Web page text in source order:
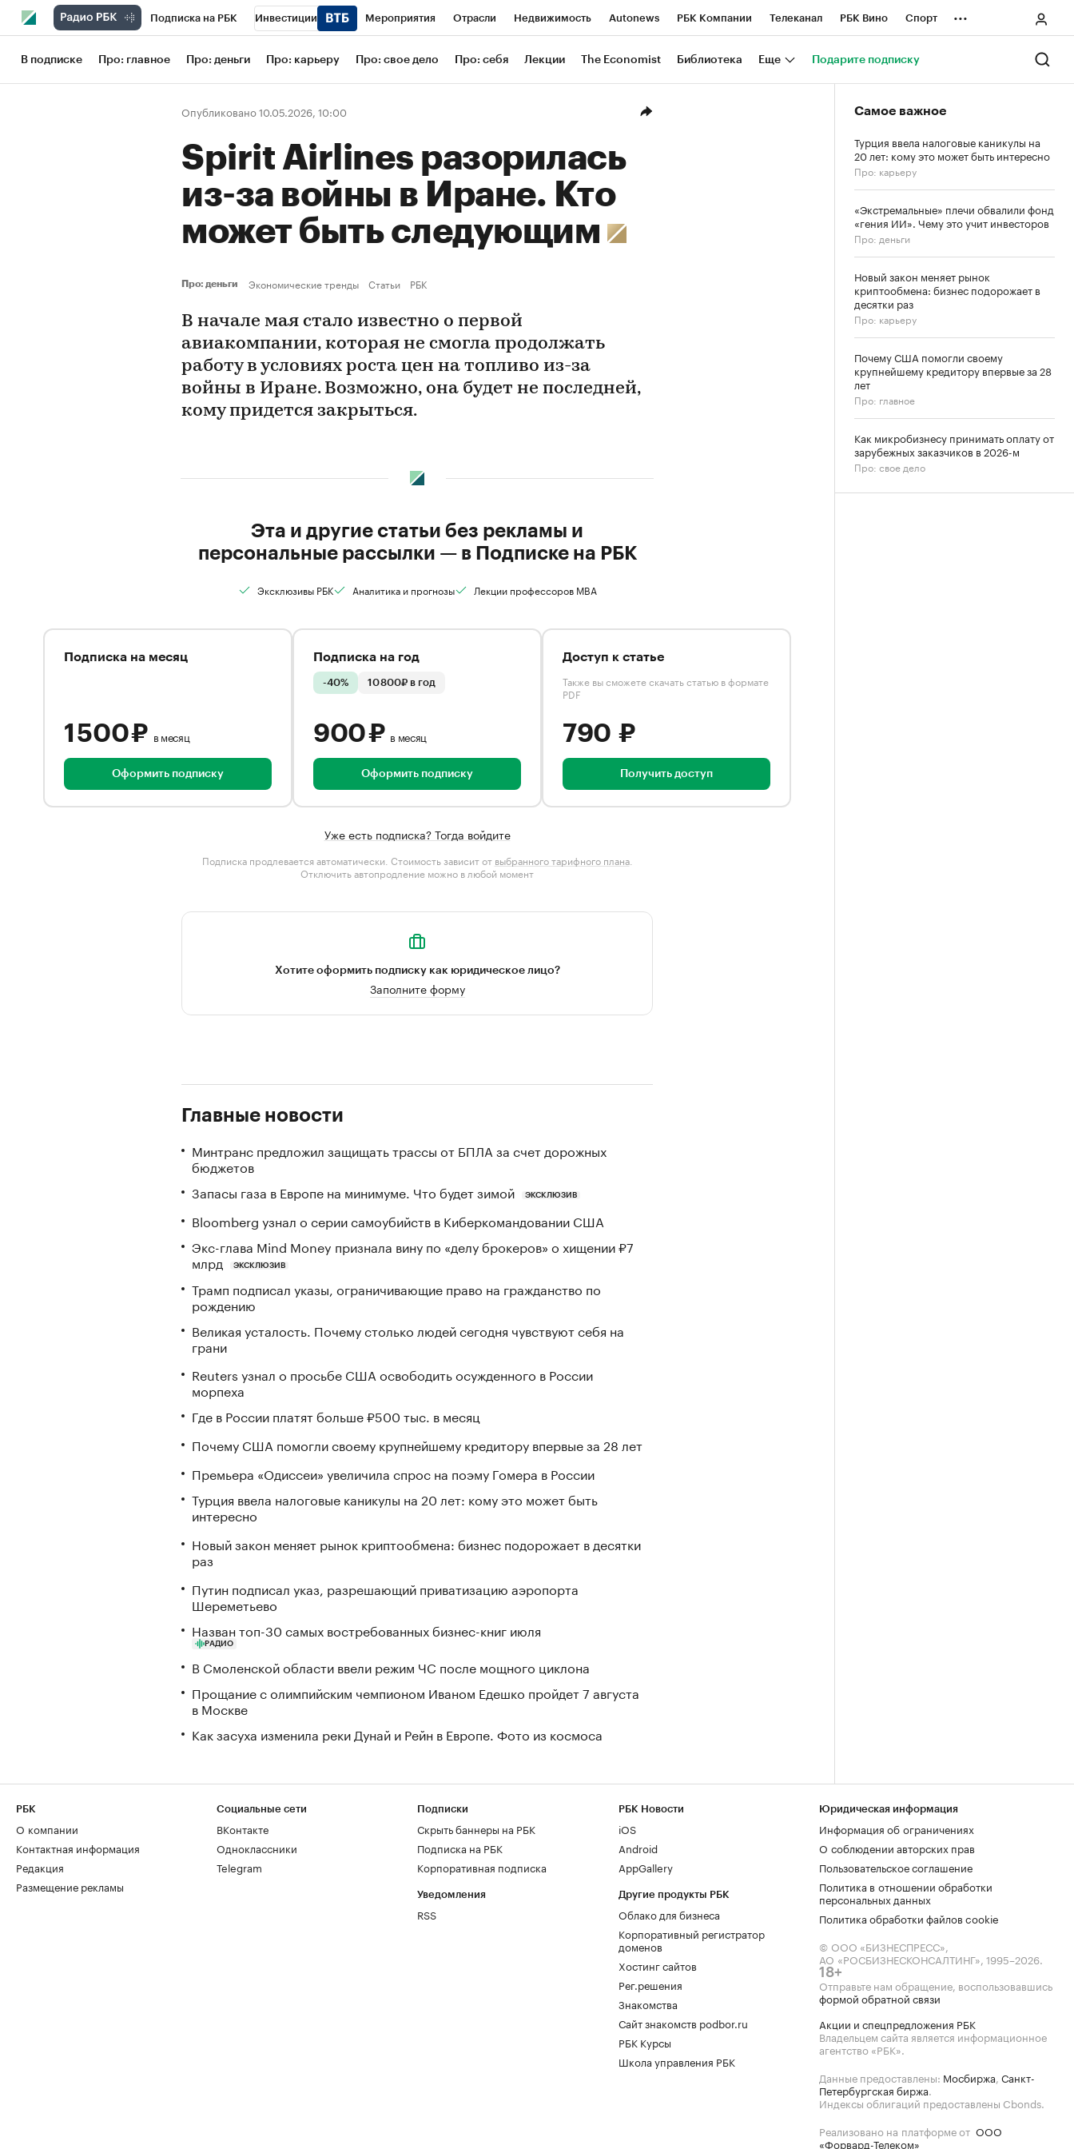
Подписка на РБК Инвестиции Мероприятия Отрасли Недвижимость Autonews РБК Компании Телеканал РБК Вино Спорт
Школа управления РБК РБК Образование РБК Life Тренды Визионеры Национальные проекты Город
Рынок наличной валюты
...
В подписке Про: главное Про: деньги Про: карьеру Про: свое дело Про: себя Лекции The Economist Библиотека Еще Подарите подписку
Опубликовано 10.05.2026, 10:00
Spirit Airlines разорилась
из-за войны в Иране. Кто
может быть следующим
Про: деньги Экономические тренды Статьи РБК
В начале мая стало известно о первой
авиакомпании, которая не смогла продолжать
работу в условиях роста цен на топливо из-за
войны в Иране. Возможно, она будет не последней,
кому придется закрыться.
Эта и другие статьи без рекламы и
персональные рассылки — в Подписке на РБК
Эксклюзивы РБК Аналитика и прогнозы Лекции профессоров MBA
Подписка на месяц
1 500 ₽ в месяц
Оформить подписку
Подписка на год
-40% 10 800₽ в год
900 ₽ в месяц
Оформить подписку
Доступ к статье
Также вы сможете скачать статью в формате
PDF
790 ₽
Получить доступ
Уже есть подписка? Тогда войдите
Подписка продлевается автоматически. Стоимость зависит от выбранного тарифного плана.
Отключить автопродление можно в любой момент
Хотите оформить подписку как юридическое лицо?
Заполните форму
Главные новости
Минтранс предложил защищать трассы от БПЛА за счет дорожных
бюджетов
Запасы газа в Европе на минимуме. Что будет зимой
ЭКСКЛЮЗИВ
Bloomberg узнал о серии самоубийств в Киберкомандовании США
Экс-глава Mind Money признала вину по «делу брокеров» о хищении ₽7
млрд
ЭКСКЛЮЗИВ
Трамп подписал указы, ограничивающие право на гражданство по
рождению
Великая усталость. Почему столько людей сегодня чувствуют себя на
грани
Reuters узнал о просьбе США освободить осужденного в России
морпеха
Где в России платят больше ₽500 тыс. в месяц
Почему США помогли своему крупнейшему кредитору впервые за 28 лет
Премьера «Одиссеи» увеличила спрос на поэму Гомера в России
Турция ввела налоговые каникулы на 20 лет: кому это может быть
интересно
Новый закон меняет рынок криптообмена: бизнес подорожает в десятки
раз
Путин подписал указ, разрешающий приватизацию аэропорта
Шереметьево
Назван топ-30 самых востребованных бизнес-книг июля
РАДИО
В Смоленской области ввели режим ЧС после мощного циклона
Прощание с олимпийским чемпионом Иваном Едешко пройдет 7 августа
в Москве
Как засуха изменила реки Дунай и Рейн в Европе. Фото из космоса
Самое важное
Турция ввела налоговые каникулы на
20 лет: кому это может быть интересно
Про: карьеру
«Экстремальные» плечи обвалили фонд
«гения ИИ». Чему это учит инвесторов
Про: деньги
Новый закон меняет рынок
криптообмена: бизнес подорожает в
десятки раз
Про: карьеру
Почему США помогли своему
крупнейшему кредитору впервые за 28
лет
Про: главное
Как микробизнесу принимать оплату от
зарубежных заказчиков в 2026-м
Про: свое дело
РБК
О компании
Контактная информация
Редакция
Размещение рекламы
Социальные сети
ВКонтакте
Одноклассники
Telegram
Подписки
Скрыть баннеры на РБК
Подписка на РБК
Корпоративная подписка
Уведомления
RSS
РБК Новости
iOS
Android
AppGallery
Другие продукты РБК
Облако для бизнеса
Корпоративный регистратор
доменов
Хостинг сайтов
Рег.решения
Знакомства
Сайт знакомств podbor.ru
РБК Курсы
Школа управления РБК
Юридическая информация
Информация об ограничениях
О соблюдении авторских прав
Пользовательское соглашение
Политика в отношении обработки
персональных данных
Политика обработки файлов cookie
© ООО «БИЗНЕСПРЕСС»,
АО «РОСБИЗНЕСКОНСАЛТИНГ», 1995–2026.
18+
Отправьте нам обращение, воспользовавшись
формой обратной связи
Акции и спецпредложения РБК
Владельцем сайта является информационное
агентство «РБК».
Данные предоставлены: Мосбиржа, Санкт-
Петербургская биржа.
Индексы облигаций предоставлены Cbonds.
Реализовано на платформе от ООО
«Форвард-Телеком»